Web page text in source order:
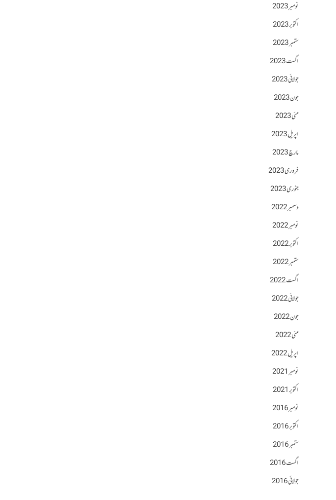
نومبر 2023
اکتوبر 2023
ستمبر 2023
اگست 2023
جولائی 2023
جون 2023
مئی 2023
اپریل 2023
مارچ 2023
فروری 2023
جنوری 2023
دسمبر 2022
نومبر 2022
اکتوبر 2022
ستمبر 2022
اگست 2022
جولائی 2022
جون 2022
مئی 2022
اپریل 2022
نومبر 2021
اکتوبر 2021
نومبر 2016
اکتوبر 2016
ستمبر 2016
اگست 2016
جولائی 2016